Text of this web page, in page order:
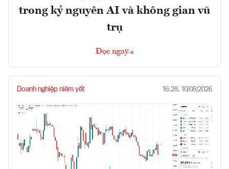
trong kỷ nguyên AI và không gian vũ
trụ
Đọc ngay
Doanh nghiệp niêm yết 16:28, 10/08/2026